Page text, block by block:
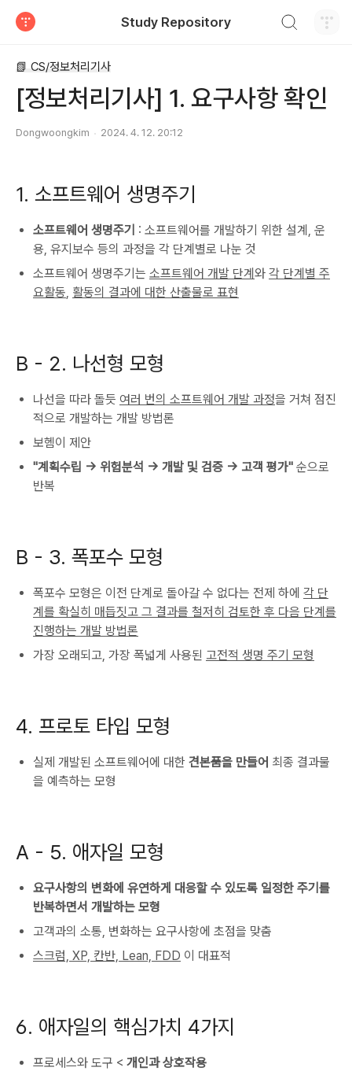
Study Repository
📗 CS/정보처리기사
[정보처리기사] 1. 요구사항 확인
Dongwoongkim 2024. 4. 12. 20:12
1. 소프트웨어 생명주기
소프트웨어 생명주기 : 소프트웨어를 개발하기 위한 설계, 운
용, 유지보수 등의 과정을 각 단계별로 나눈 것
소프트웨어 생명주기는 소프트웨어 개발 단계 와 각 단계별 주
요활동, 활동의 결과에 대한 산출물로 표현
B - 2. 나선형 모형
나선을 따라 돌듯 여러 번의 소프트웨어 개발 과정을 거쳐 점진
적으로 개발하는 개발 방법론
보헴이 제안
"계획수립 -> 위험분석 -> 개발 및 검증 -> 고객 평가" 순으로
반복
B - 3. 폭포수 모형
폭포수 모형은 이전 단계로 돌아갈 수 없다는 전제 하에 각 단
계를 확실히 매듭짓고 그 결과를 철저히 검토한 후 다음 단계를
진행하는 개발 방법론
가장 오래되고, 가장 폭넓게 사용된 고전적 생명 주기 모형
4. 프로토 타입 모형
실제 개발된 소프트웨어에 대한 견본품을 만들어 최종 결과물
을 예측하는 모형
A - 5. 애자일 모형
요구사항의 변화에 유연하게 대응할 수 있도록 일정한 주기를
반복하면서 개발하는 모형
고객과의 소통, 변화하는 요구사항에 초점을 맞춤
스크럼, XP, 칸반, Lean, FDD 이 대표적
6. 애자일의 핵심가치 4가지
프로세스와 도구 < 개인과 상호작용